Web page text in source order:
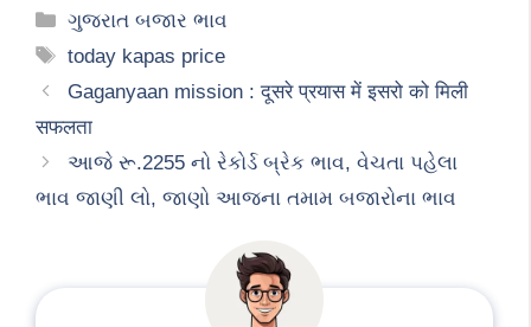
Categories
ગુજરાત બજાર ભાવ
Tags
today kapas price
Gaganyaan mission : दूसरे प्रयास में इसरो को मिली
सफलता
આજે રૂ.2255 નો રેકોર્ડ બ્રેક ભાવ, વેચતા પહેલા
ભાવ જાણી લો, જાણો આજના તમામ બજારોના ભાવ